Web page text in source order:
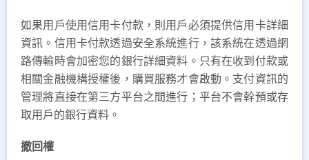
如果用戶使用信用卡付款，則用戶必須提供信用卡詳細
資訊。信用卡付款透過安全系統進行，該系統在透過網
路傳輸時會加密您的銀行詳細資料。只有在收到付款或
相關金融機構授權後，購買服務才會啟動。支付資訊的
管理將直接在第三方平台之間進行；平台不會幹預或存
取用戶的銀行資料。
撤回權